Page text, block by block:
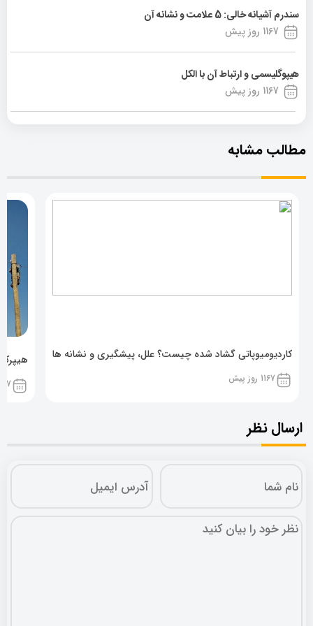
سندرم آشیانه خالی: 5 علامت و نشانه آن
1167 روز پیش
هیپوگلیسمی و ارتباط آن با الکل
1167 روز پیش
مطالب مشابه
کاردیومیوپاتی گشاد شده چیست؟ علل، پیشگیری و نشانه ها
1167 روز پیش 1167
ارسال نظر